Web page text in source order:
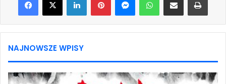
NAJNOWSZE WPISY